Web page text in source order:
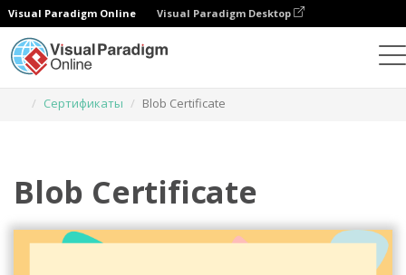
Visual Paradigm Online Visual Paradigm Desktop
Сертификаты
Blob Certificate
Blob Certificate